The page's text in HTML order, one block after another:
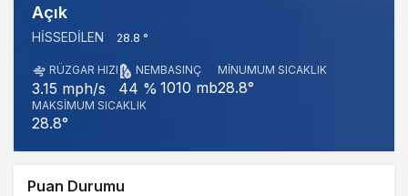
Açık
HISSEDILEN 28.8 °
RÜZGAR HIZI
3.15 mph/s
NEM
44 %
BASINÇ
1010 mb
MINUMUM SICAKLIK
28.8°
MAKSIMUM SICAKLIK
28.8°
Puan Durumu